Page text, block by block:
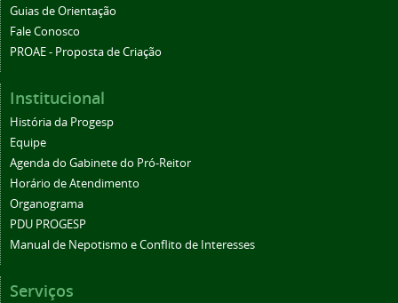
Guias de Orientação
Fale Conosco
PROAE - Proposta de Criação
Institucional
História da Progesp
Equipe
Agenda do Gabinete do Pró-Reitor
Horário de Atendimento
Organograma
PDU PROGESP
Manual de Nepotismo e Conflito de Interesses
Serviços